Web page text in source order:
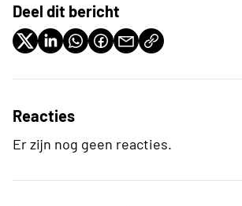
Deel dit bericht
Reacties
Er zijn nog geen reacties.